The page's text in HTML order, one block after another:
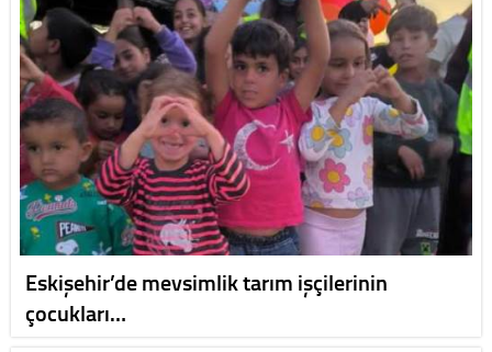
Eskişehir’de mevsimlik tarım işçilerinin
çocukları…